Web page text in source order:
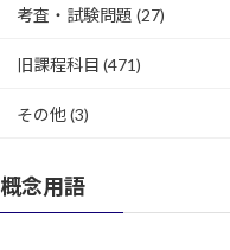
考査・試験問題 (27)
旧課程科目 (471)
その他(3)
概念用語